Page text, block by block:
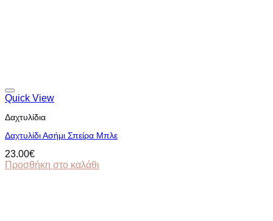
Quick View
Δαχτυλίδια
Δαχτυλίδι Ασήμι Σπείρα Μπλε
23.00€
Προσθήκη στο καλάθι